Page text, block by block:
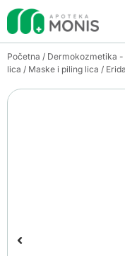
Početna / Dermokozmetika
lica / Maske i piling lica /